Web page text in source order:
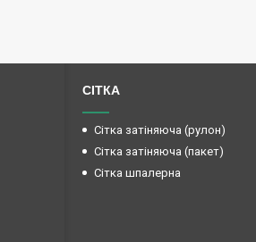
СІТКА
Сітка затіняюча (рулон)
Сітка затіняюча (пакет)
Сітка шпалерна